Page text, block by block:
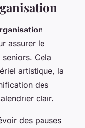
assurer le
seniors. Cela
artistique, la
des
clair.
des pauses